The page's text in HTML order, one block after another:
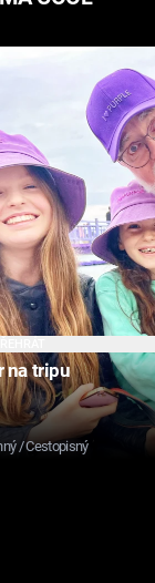
na tripu
/ Cestopisný